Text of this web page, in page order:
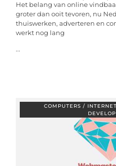
Het belang van online
groter dan ooit tevoren, nu
thuiswerken, adverteren en
werkt nog lang
...
COMPUTERS /